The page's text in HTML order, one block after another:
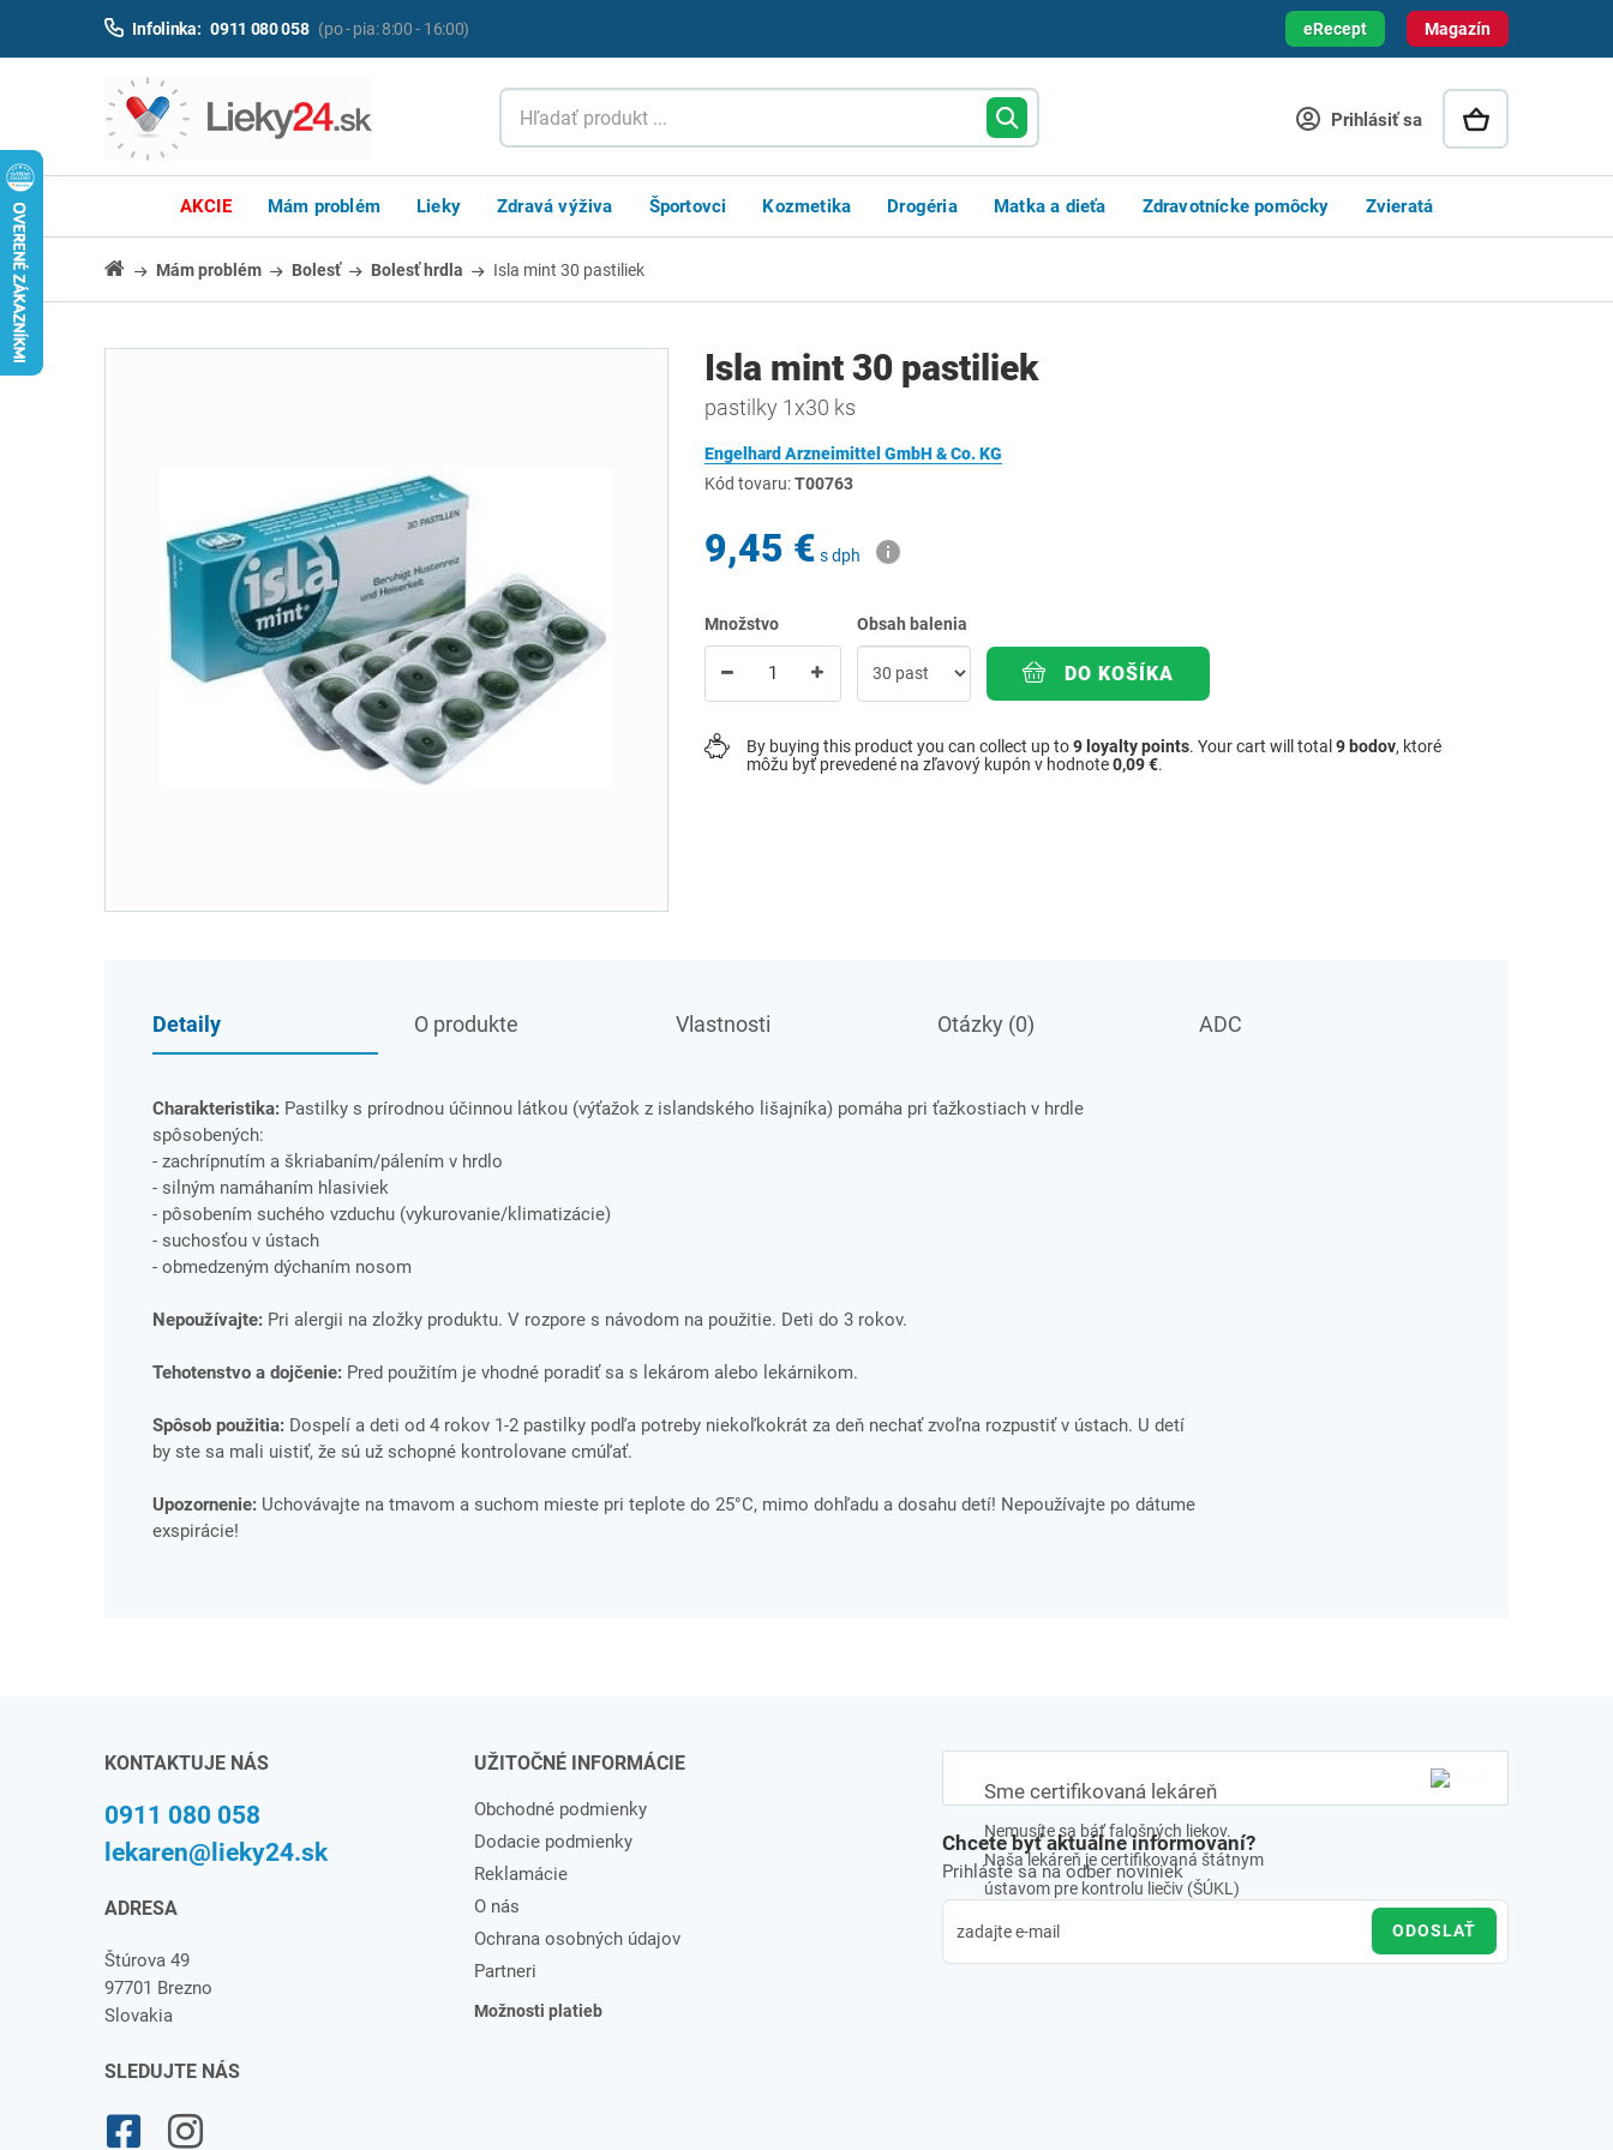
Magazín
Infolinka: 0911 080 058 (po - pia: 8:00 - 16:00) eRecept
Prihlásiť sa
AKCIE Mám problém Lieky Zdravá výživa Športovci Kozmetika Drogéria Matka a dieťa Zdravotnícke pomôcky Zvieratá
Mám problém Bolesť Bolesť hrdla Isla mint 30 pastiliek
Isla mint 30 pastiliek
pastilky 1x30 ks
Engelhard Arzneimittel GmbH & Co. KG
Kód tovaru:T00763
9,45 € s dph
Množstvo Obsah balenia
DO KOŠÍKA
By buying this product you can collect up to9 loyalty points. Your cart will total 9 bodov, ktoré
môžu byť prevedené na zľavový kupón v hodnote0,09 €.
Detaily O produkte Vlastnosti Otázky (0) ADC
Charakteristika: Pastilky s prírodnou účinnou látkou (výťažok z islandského lišajníka) pomáha pri ťažkostiach v hrdle
spôsobených:
- zachrípnutím a škriabaním/pálením v hrdlo
- silným namáhaním hlasiviek
- pôsobením suchého vzduchu (vykurovanie/klimatizácie)
- suchosťou v ústach
- obmedzeným dýchaním nosom
Nepoužívajte: Pri alergii na zložky produktu. V rozpore s návodom na použitie. Deti do 3 rokov.
Tehotenstvo a dojčenie: Pred použitím je vhodné poradiť sa s lekárom alebo lekárnikom.
Spôsob použitia: Dospelí a deti od 4 rokov 1-2 pastilky podľa potreby niekoľkokrát za deň nechať zvoľna rozpustiť v ústach. U detí
by ste sa mali uistiť, že sú už schopné kontrolovane cmúľať.
Upozornenie: Uchovávajte na tmavom a suchom mieste pri teplote do 25°C, mimo dohľadu a dosahu detí! Nepoužívajte po dátume
exspirácie!
Sme certifikovaná lekáreň
Nemusíte sa báť falošných liekov.
Naša lekáreň je certifikovaná štátnym
ústavom pre kontrolu liečiv (ŠÚKL)
KONTAKTUJE NÁS
0911 080 058
lekaren@lieky24.sk
ADRESA
Štúrova 49
97701 Brezno
Slovakia
SLEDUJTE NÁS
UŽITOČNÉ INFORMÁCIE
Obchodné podmienky
Dodacie podmienky
Reklamácie
O nás
Ochrana osobných údajov
Partneri
Možnosti platieb
Chcete byť aktuálne informovaní?
Prihláste sa na odber noviniek
ODOSLAŤ